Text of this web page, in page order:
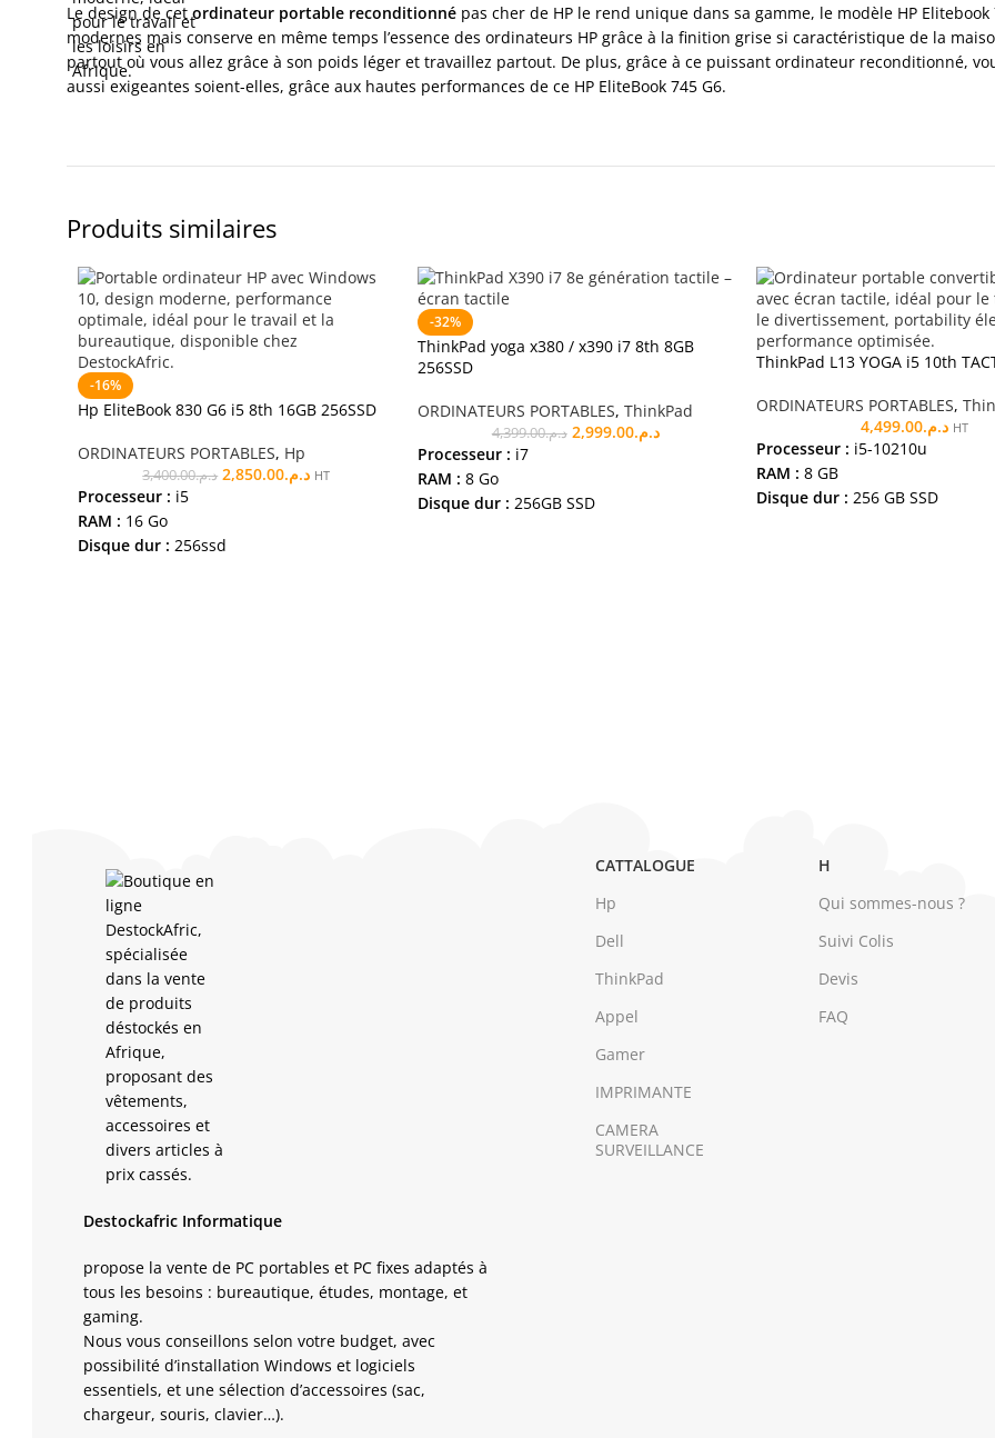
Le design de cetordinateur portable reconditionné pas cher de HP le rend unique dans sa gamme, le modèle HP
modernes mais conserve en même temps l’essence des ordinateurs HP grâce à la finition grise si caractéristique de la
partout où vous allez grâce à son poids léger et travaillez partout. De plus, grâce à ce puissant ordinateur reconditionné,
aussi exigeantes soient-elles, grâce aux hautes performances de ce HP EliteBook 745 G6.
Produits similaires
-16%
Hp EliteBook 830 G6 i5 8th 16GB 256SSD
ORDINATEURS PORTABLES, Hp
د.م.3,400.00 د.م.2,850.00 HT
Processeur : i5
RAM : 16 Go
Disque dur : 256ssd
-32%
ThinkPad yoga x380 / x390 i7 8th 8GB
256SSD
ORDINATEURS PORTABLES, ThinkPad
د.م.4,399.00 د.م.2,999.00
Processeur : i7
RAM : 8 Go
Disque dur : 256GB SSD
ThinkPad L13 YOGA i5 10th
ORDINATEURS PORTABLES,
د.م.4,499.00 HT
Processeur : i5-10210u
RAM : 8 GB
Disque dur : 256 GB SSD
Destockafric Informatique
propose la vente de PC portables et PC fixes adaptés à
tous les besoins : bureautique, études, montage, et
gaming.
Nous vous conseillons selon votre budget, avec
possibilité d’installation Windows et logiciels
essentiels, et une sélection d’accessoires (sac,
chargeur, souris, clavier…).
CATTALOGUE
Hp
Dell
ThinkPad
Appel
Gamer
IMPRIMANTE
CAMERA
SURVEILLANCE
H
Qui sommes-nous ?
Suivi Colis
Devis
FAQ